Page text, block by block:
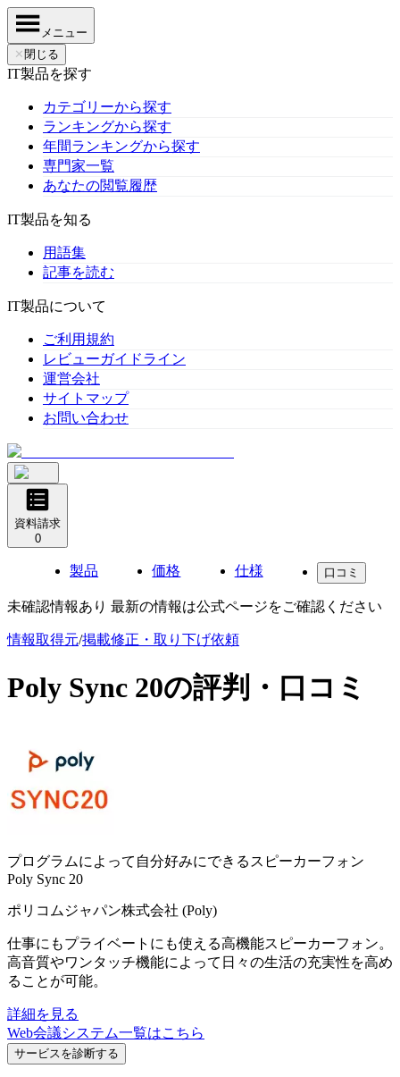
メニュー
✕ 閉じる
IT製品を探す
カテゴリーから探す
ランキングから探す
年間ランキングから探す
専門家一覧
あなたの閲覧履歴
IT製品を知る
用語集
記事を読む
IT製品について
ご利用規約
レビューガイドライン
運営会社
サイトマップ
お問い合わせ
資料請求
0
製品 価格 仕様 口コミ
未確認情報あり 最新の情報は公式ページをご確認ください
情報取得元/掲載修正・取り下げ依頼
Poly Sync 20の評判・口コミ
プログラムによって自分好みにできるスピーカーフォン
Poly Sync 20
ポリコムジャパン株式会社 (Poly)
仕事にもプライベートにも使える高機能スピーカーフォン。
高音質やワンタッチ機能によって日々の生活の充実性を高め
ることが可能。
詳細を見る
Web会議システム一覧はこちら
サービスを診断する